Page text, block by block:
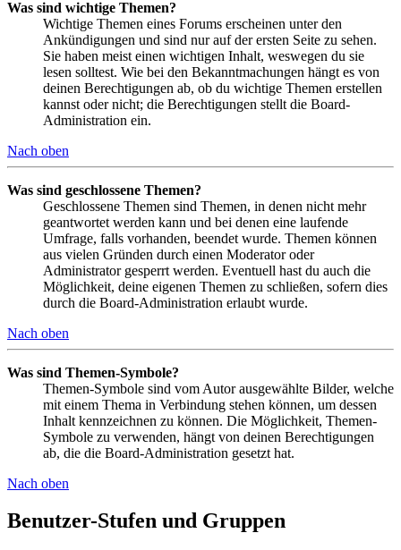
Was sind wichtige Themen?
Wichtige Themen eines Forums erscheinen unter den
Ankündigungen und sind nur auf der ersten Seite zu sehen.
Sie haben meist einen wichtigen Inhalt, weswegen du sie
lesen solltest. Wie bei den Bekanntmachungen hängt es von
deinen Berechtigungen ab, ob du wichtige Themen erstellen
kannst oder nicht; die Berechtigungen stellt die Board-
Administration ein.
Nach oben
Was sind geschlossene Themen?
Geschlossene Themen sind Themen, in denen nicht mehr
geantwortet werden kann und bei denen eine laufende
Umfrage, falls vorhanden, beendet wurde. Themen können
aus vielen Gründen durch einen Moderator oder
Administrator gesperrt werden. Eventuell hast du auch die
Möglichkeit, deine eigenen Themen zu schließen, sofern dies
durch die Board-Administration erlaubt wurde.
Nach oben
Was sind Themen-Symbole?
Themen-Symbole sind vom Autor ausgewählte Bilder, welche
mit einem Thema in Verbindung stehen können, um dessen
Inhalt kennzeichnen zu können. Die Möglichkeit, Themen-
Symbole zu verwenden, hängt von deinen Berechtigungen
ab, die die Board-Administration gesetzt hat.
Nach oben
Benutzer-Stufen und Gruppen